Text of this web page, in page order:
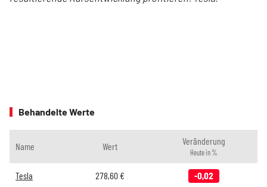
Behandelte Werte
Name Wert Veränderung
Heute in %
Tesla 278,60 € -0,02